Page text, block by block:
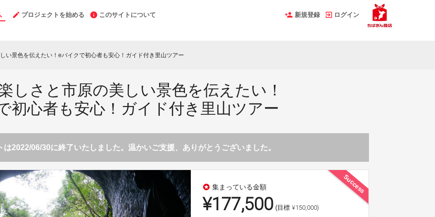
プロジェクトを始める このサイトについて 新規登録 ログイン
い景色を伝えたい！eバイクで初心者も安心！ガイド付き里山ツアー
しさと市原の美しい景色を伝えたい！
初心者も安心！ガイド付き里山ツアー
は2022/06/30に終了いたしました。温かいご支援、ありがとうございました。
Success
stars 集まっている金額
¥177,500 (目標 ¥150,000)